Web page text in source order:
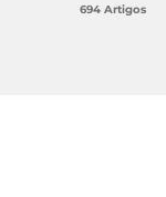
694 Artigos